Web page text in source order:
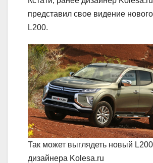
представил свое видение
L200.
Так может выглядеть новый
дизайнера Kolesa.ru